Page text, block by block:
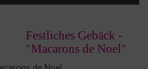
Festliches Gebäck -
"Macarons de Noel"